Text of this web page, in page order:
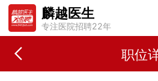
麟越医生
专注医院招聘22年
职位